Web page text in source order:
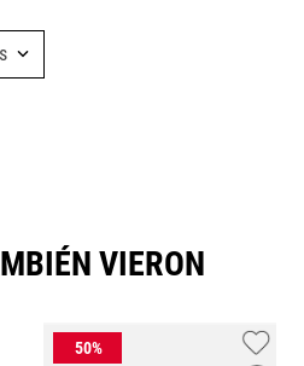
VIERON